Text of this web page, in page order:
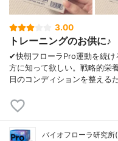
3.00
トレーニングのお供に♪
✔︎快朝フローラPro運動を続
方に知って欲しい。戦略的栄
日のコンディションを整える
バイオフローラ研究